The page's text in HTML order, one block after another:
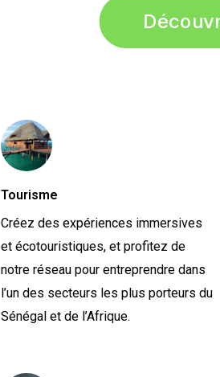
Tourisme
Créez des expériences immersives
et écotouristiques, et profitez de
notre réseau pour entreprendre dans
l’un des secteurs les plus porteurs du
Sénégal et de l’Afrique.